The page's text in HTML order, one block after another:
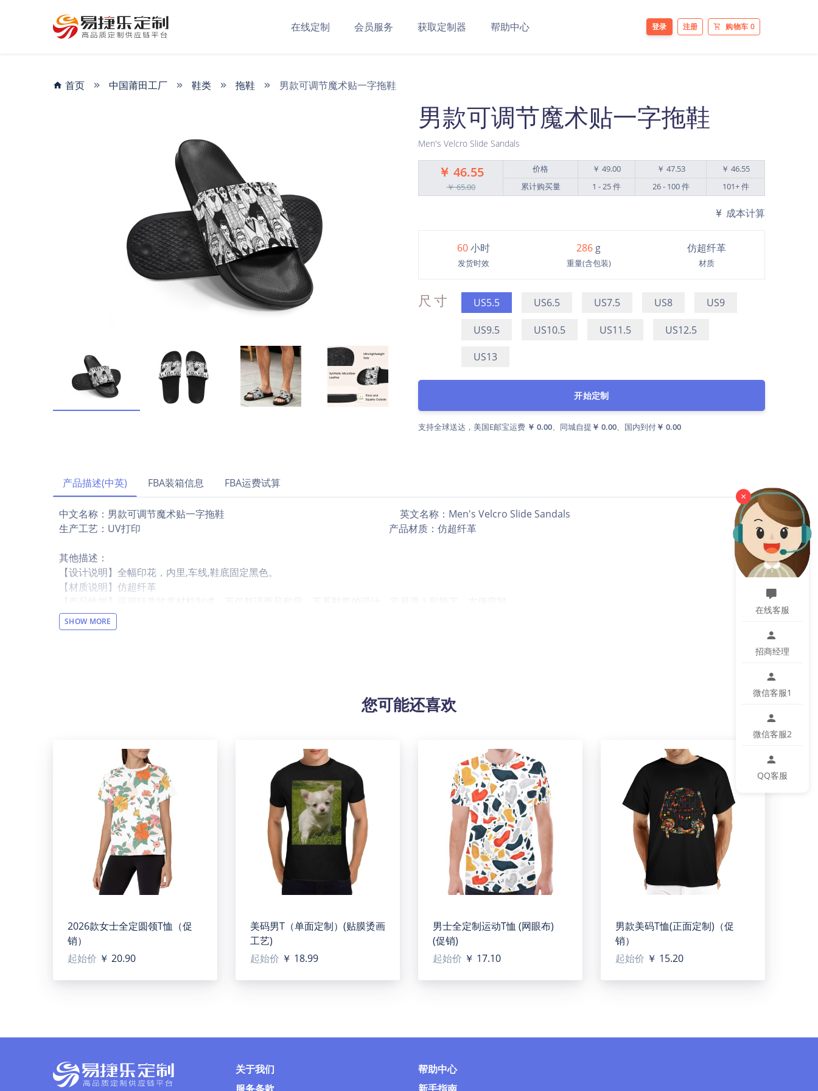
在线定制 会员服务 获取定制器 帮助中心 登录 注册 购物车 0
首页 中国莆田工厂 鞋类 拖鞋 男款可调节魔术贴一字拖鞋
男款可调节魔术贴一字拖鞋
Men's Velcro Slide Sandals
￥ 46.55
￥ 65.00
价格 ￥ 49.00 ￥ 47.53
￥ 46.55
累计购买量
1 - 25 件 26 - 100 件 101+ 件
成本计算
60小时
发货时效
286 g
重量(含包装)
仿超纤革
材质
尺寸 US5.5 US6.5 US7.5 US8 US9
US9.5 US10.5 US11.5 US12.5
US13
开始定制
支持全球送达，美国E邮宝运费 ￥ 0.00、同城自提 ￥ 0.00、国内到付￥ 0.00
产品描述(中英) FBA装箱信息 FBA运费试算
中文名称：男款可调节魔术贴一字拖鞋 英文名称：Men's Velcro Slide Sandals
生产工艺：UV打印 产品材质：仿超纤革
其他描述：
【设计说明】全幅印花，内里,车线,鞋底固定黑色。
【材质说明】仿超纤革
【产品性能】采用轻质软质材料制成。不仅舒适而且耐用。不系鞋带的设计。容易滑上和脱下，方便穿脱。
【适用场景】日常，居家，外出，度假，沙滩等。
【适用人群】男士
该图片展示效果仅供参考，最终效果以实物为准！由于生产批次、机器设备等客观因素原因，难以避免或将存在微小色差、位置及大小等误差，如遇以上问题均属
于正常现象，将不予纳入售后处理范畴。
产品尺码：
SHOW MORE
您可能还喜欢
2026款女士全定圆领T恤（促
销）
起始价 ￥ 20.90
美码男T（单面定制）(贴膜烫画
工艺)
起始价 ￥ 18.99
男士全定制运动T恤 (网眼布)
(促销)
起始价 ￥ 17.10
男款美码T恤(正面定制)（促
销）
起始价 ￥ 15.20
×
在线客服
招商经理
微信客服1
微信客服2
QQ客服
关于我们
帮助中心